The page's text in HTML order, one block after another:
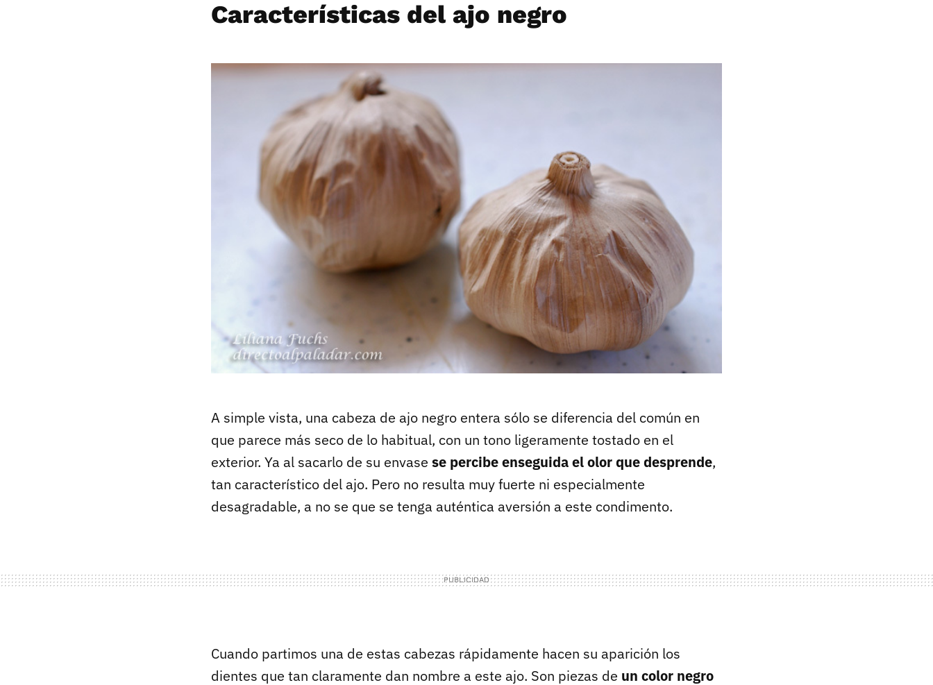
Características del ajo negro
A simple vista, una cabeza de ajo negro entera sólo se diferencia del común en
que parece más seco de lo habitual, con un tono ligeramente tostado en el
exterior. Ya al sacarlo de su envase se percibe enseguida el olor que desprende,
tan característico del ajo. Pero no resulta muy fuerte ni especialmente
desagradable, a no se que se tenga auténtica aversión a este condimento.
Cuando partimos una de estas cabezas rápidamente hacen su aparición los
dientes que tan claramente dan nombre a este ajo. Son piezas de un color negro